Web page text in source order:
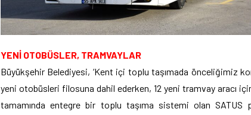
YENİ OTOBÜSLER, TRAMVAYLAR
Büyükşehir Belediyesi, ‘Kent içi toplu taşımada önceliğimiz
yeni otobüsleri filosuna dahil ederken, 12 yeni tramvay aracı
tamamında entegre bir toplu taşıma sistemi olan SATUS